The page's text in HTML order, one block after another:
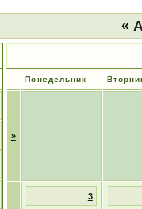
«
Понедельник
»
3